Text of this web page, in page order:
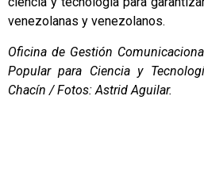
venezolanas y venezolanos.
Oficina de Gestión
Popular para Ciencia y
Chacín / Fotos: Astrid Aguilar.